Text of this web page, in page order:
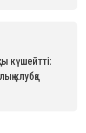
күшейтті:
клубқа